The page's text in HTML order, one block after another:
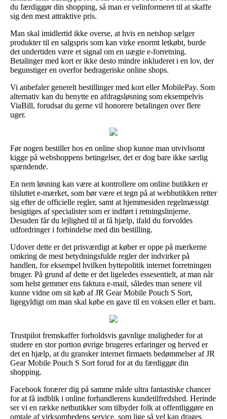
du færdiggør din shopping, så man er velinformeret til at skaffe
sig den mest attraktive pris.
Man skal imidlertid ikke overse, at hvis en netshop sælger
produkter til en salgspris som kan virke enormt letkøbt, burde
det undertiden være et signal om en uægte e-forretning.
Betalinger med kort er ikke desto mindre inkluderet i en lov, der
begunstiger en overfor bedrageriske online shops.
Vi anbefaler generelt bestillinger med kort eller MobilePay. Som
alternativ kan du benytte en afdragsløsning som eksempelvis
ViaBill, forudsat du gerne vil honorere betalingen over flere
uger.
Før nogen bestiller hos en online shop kunne man utvivlsomt
kigge på webshoppens betingelser, det er dog bare ikke særlig
spændende.
En nem løsning kan være at kontrollere om online butikken er
tilsluttet e-mærket, som bør være et tegn på at webbutikken retter
sig efter de officielle regler, samt at hjemmesiden regelmæssigt
besigtiges af specialister som er indført i retningslinjerne.
Desuden får du lejlighed til at få hjælp, ifald du forvoldes
udfordringer i forbindelse med din bestilling.
Udover dette er det prisværdigt at køber er oppe på mærkerne
omkring de mest betydningsfulde regler der indvirker på
handlen, for eksempel hvilken byttepolitik internet forretningen
bruger. På grund af dette er det ligeledes essesentielt, at man når
som helst gemmer ens faktura e-mail, således man senere vil
kunne vidne om sit køb af JR Gear Mobile Pouch S Sort,
ligegyldigt om man skal købe en gave til en voksen eller et barn.
Trustpilot fremskaffer forholdsvis gavnlige muligheder for at
studere en stor portion øvrige brugeres erfaringer og herved er
det en hjælp, at du gransker internet firmaets bedømmelser af JR
Gear Mobile Pouch S Sort forud for at du færdiggør din
shopping.
Facebook forærer dig på samme måde ultra fantastiske chancer
for at få indblik i online forhandlerens kundetilfredshed. Herinde
ser vi en række netbutikker som tilbyder folk at offentliggøre en
omtale af virksomhedens service, som lige så vel kan drages